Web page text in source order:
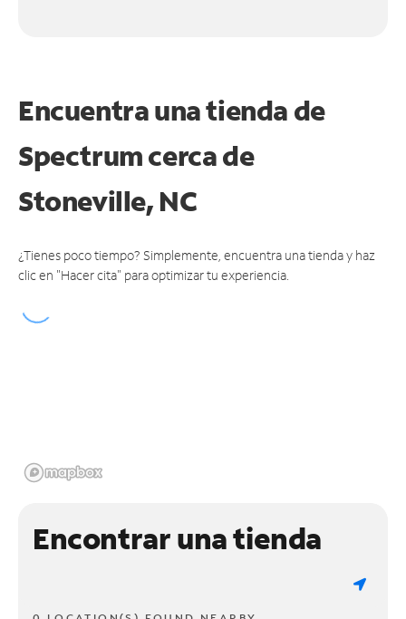
Encuentra una tienda de
Spectrumcerca de
Stoneville, NC
¿Tienes poco tiempo? Simplemente, encuentra una tienda y haz
clic en "Hacer cita" para optimizar tu experiencia.
Encontrar una tienda